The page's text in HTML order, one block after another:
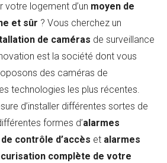
votre logement d’un moyen de
et sûr ? Vous cherchez un
de caméras de surveillance
est la société dont vous
des caméras de
technologies les plus récentes.
d’installer différentes sortes de
formes d’alarmes
contrôle d’accès et alarmes
complète de votre